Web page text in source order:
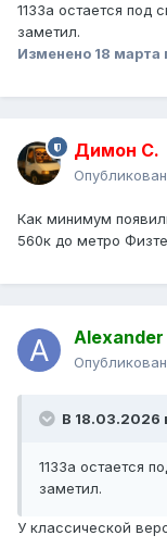
1133а остается под
заметил.
Изменено 18 марта
Димон С.
Как минимум
560к до метро
В 18.03.2026
1133а остается
заметил.
У классической